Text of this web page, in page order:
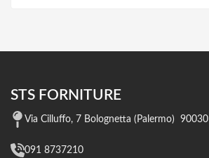
STS FORNITURE
Via Cilluffo, 7 Bolognetta (Palermo) 90030
091 8737210